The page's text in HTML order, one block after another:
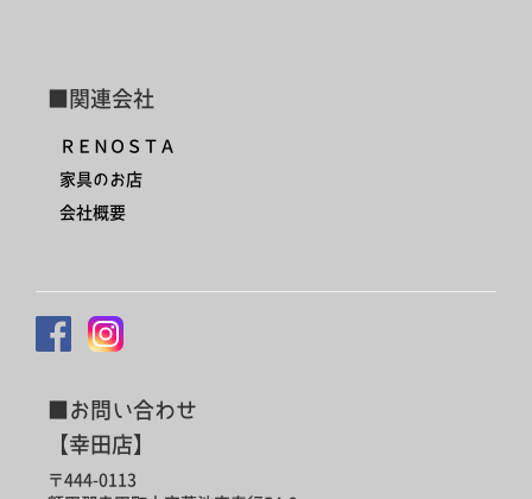
■関連会社
ＲＥＮＯＳＴＡ
家具のお店
会社概要
■お問い合わせ
【幸田店】
〒444-0113